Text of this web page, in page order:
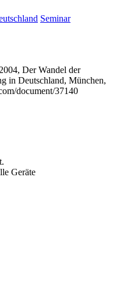
Seminar
Der Wandel der
in Deutschland, München,
document/37140
Geräte